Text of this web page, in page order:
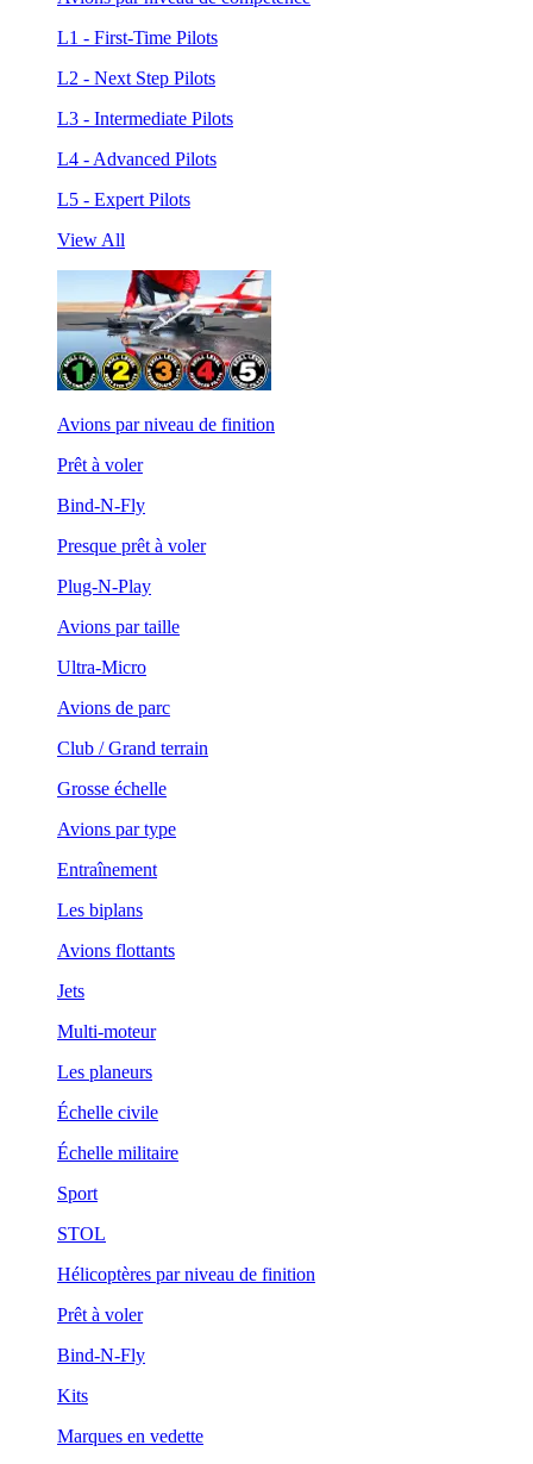
L1 - First-Time Pilots
L2 - Next Step Pilots
L3 - Intermediate Pilots
L4 - Advanced Pilots
L5 - Expert Pilots
View All
Avions par niveau de finition
Prêt à voler
Bind-N-Fly
Presque prêt à voler
Plug-N-Play
Avions par taille
Ultra-Micro
Avions de parc
Club / Grand terrain
Grosse échelle
Avions par type
Entraînement
Les biplans
Avions flottants
Jets
Multi-moteur
Les planeurs
Échelle civile
Échelle militaire
Sport
STOL
Hélicoptères par niveau de finition
Prêt à voler
Bind-N-Fly
Kits
Marques en vedette